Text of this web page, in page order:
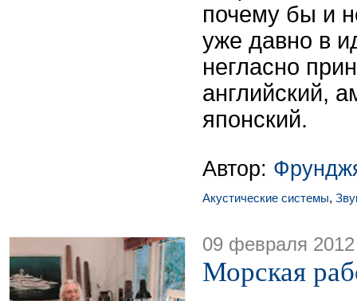
почему бы и
уже давно в
негласно
английский,
японский.
Автор:
Акустические системы,
09 февраля 2012
Морская